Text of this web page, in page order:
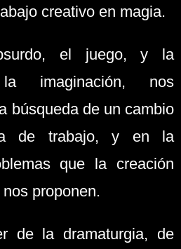
creativo en magia.
el juego, y la
imaginación, nos
búsqueda de un cambio
de trabajo, y en la
que la creación
proponen.
de la dramaturgia, de